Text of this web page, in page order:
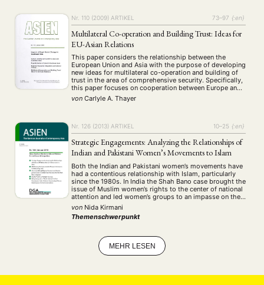
Stellenausschreibung (661) Stipendium (21)
Summer School (10) Symposium (32) Tagung (500) Tourismus (14)
Umwelt Veranstaltung (788)
Workshop (126)
MITGLIEDSCHAFT STUDIUM DATENSCHUTZERKLÄRUNG
MITGLIEDERBEREICH KONTAKT
ENGLISH
Nr. 110 (2009) ARTIKEL 73–97 {:en}
Multilateral Co-operation and Building Trust: Ideas for
EU-Asian Relations
This paper considers the relationship between the
European Union and Asia with the purpose of developing
new ideas for multilateral co-operation and building of
trust in the area of comprehensive security. Specifically,
this paper focuses on cooperation between Europe and
Asia in three multilateral institutions: Association of
South East Asian Nations (ASEAN), ASEAN Regional
von Carlyle A. Thayer
Nr. 126 (2013) ARTIKEL 10–25 {:en}
Strategic Engagements: Analyzing the Relationships of
Indian and Pakistani Women’s Movements to Islam
Both the Indian and Pakistani women’s movements have
had a contentious relationship with Islam, particularly
since the 1980s. In India the Shah Bano case brought the
issue of Muslim women’s rights to the center of national
attention and led women’s groups to an impasse on the
question of their own representation. Since this time,
several …
von Nida Kirmani
Themenschwerpunkt
MEHR LESEN